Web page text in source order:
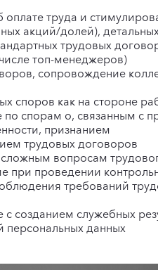
труда и
акций/долей),
трудовых
топ-менеджеров)
сопровождение
споров как на стороне
по спорам о, связанным с
признанием
трудовых договоров
вопросам
при проведении
требований
созданием служебных
персональных данных